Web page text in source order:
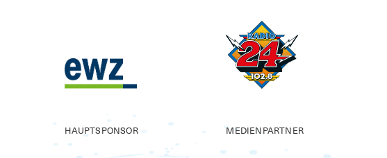
HAUPTSPONSOR MEDIENPARTNER